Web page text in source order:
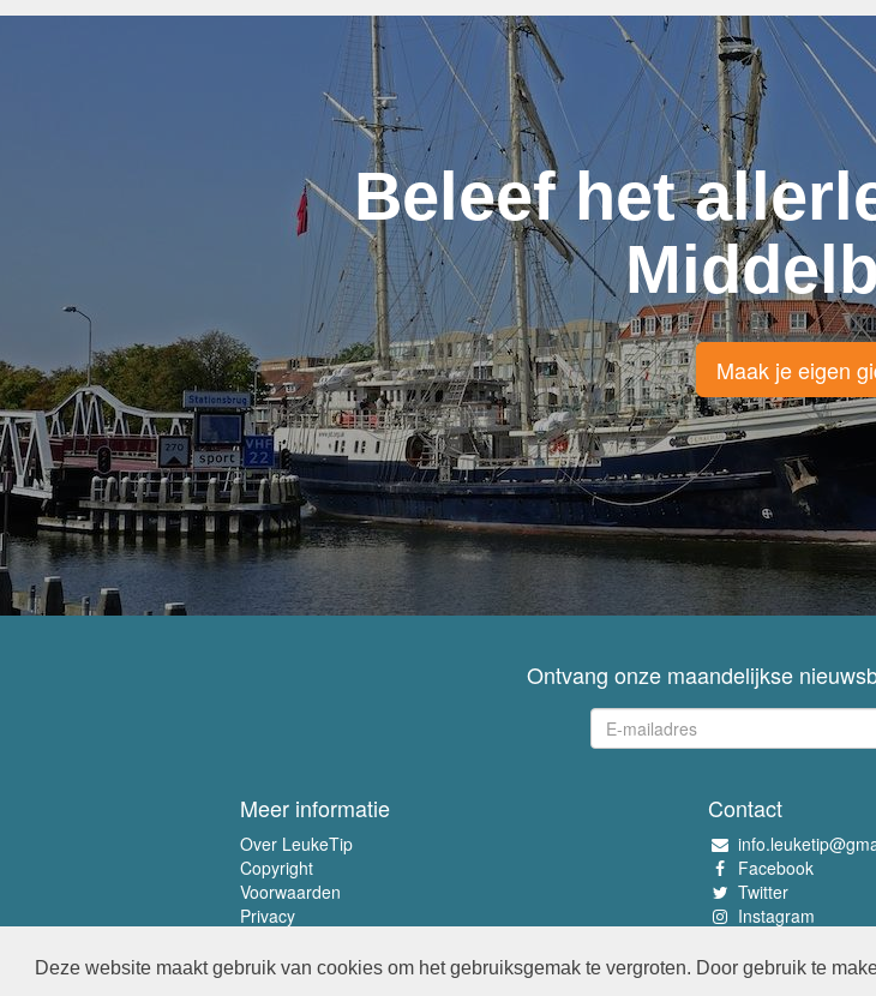
Deze website maakt gebruik van cookies om het gebruiksgemak te vergroten. Door gebruik te
Beleef het
Maak je eigen
Ontvang onze maandelijkse
Meer informatie
Over LeukeTip
Copyright
Voorwaarden
Privacy
Contact
Facebook
Twitter
Instagram